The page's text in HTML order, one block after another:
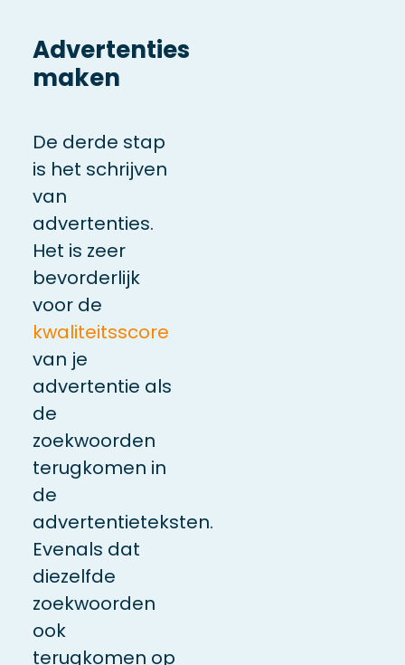
Advertenties
maken
De derde stap
is het schrijven
van
advertenties.
Het is zeer
bevorderlijk
voor de
kwaliteitsscore
van je
advertentie als
de
zoekwoorden
terugkomen in
de
advertentieteksten.
Evenals dat
diezelfde
zoekwoorden
ook
terugkomen op